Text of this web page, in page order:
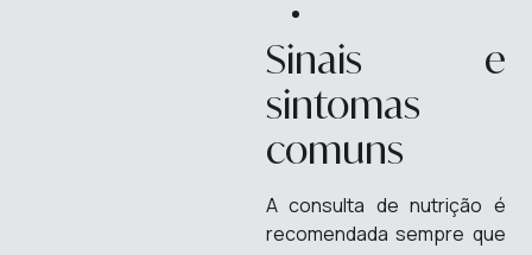
Sinais e
sintomas
comuns
A consulta de nutrição é
recomendada sempre que